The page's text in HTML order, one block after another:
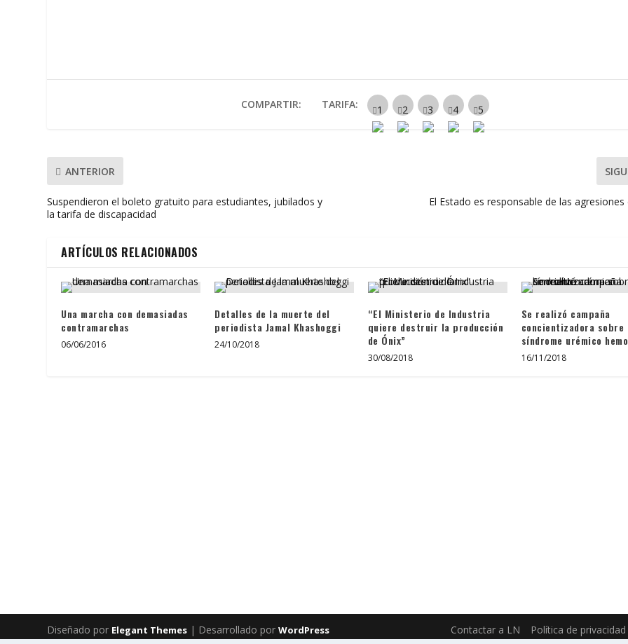
o A ar
ti
r
COMPARTIR: TARIFA:
ANTERIOR
Suspendieron el boleto gratuito para estudiantes, jubilados y
la tarifa de discapacidad
El Estado es responsable de las agresiones
ARTÍCULOS RELACIONADOS
Una marcha con demasiadas
contramarchas
06/06/2016
Detalles de la muerte del
periodista Jamal Khashoggi
24/10/2018
“El Ministerio de Industria
quiere destruir la producción
de Ónix”
30/08/2018
Se realizó campaña
concientizadora sobre
síndrome urémico
16/11/2018
Diseñado por Elegant Themes | Desarrollado porWordPress Contactar a LN Política de privacidad